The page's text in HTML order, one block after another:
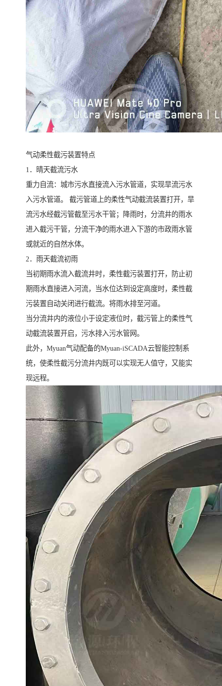
气动柔性截污装置特点
1．晴天截流污水
重力自流：城市污水直接流入污水管道，实现旱流污水
入污水管道。 截污管道上的柔性气动截流装置打开，旱
流污水经截污管截至污水干管；降雨时，分流井的雨水
进入截污干管，分流干净的雨水进入下游的市政雨水管
或就近的自然水体。
2．雨天截流初雨
当初期雨水流入截流井时，柔性截污装置打开，防止初
期雨水直接进入河流，当水位达到设定高度时，柔性截
污装置自动关闭进行截流。将雨水排至河道。
当分流井内的液位小于设定液位时，截污管上的柔性气
动截流装置开启，污水排入污水管网。
此外，Myuan气动配备的Myuan-iSCADA云智能控制系
统，使柔性截污分流井内既可以实现无人值守，又能实
现远程。